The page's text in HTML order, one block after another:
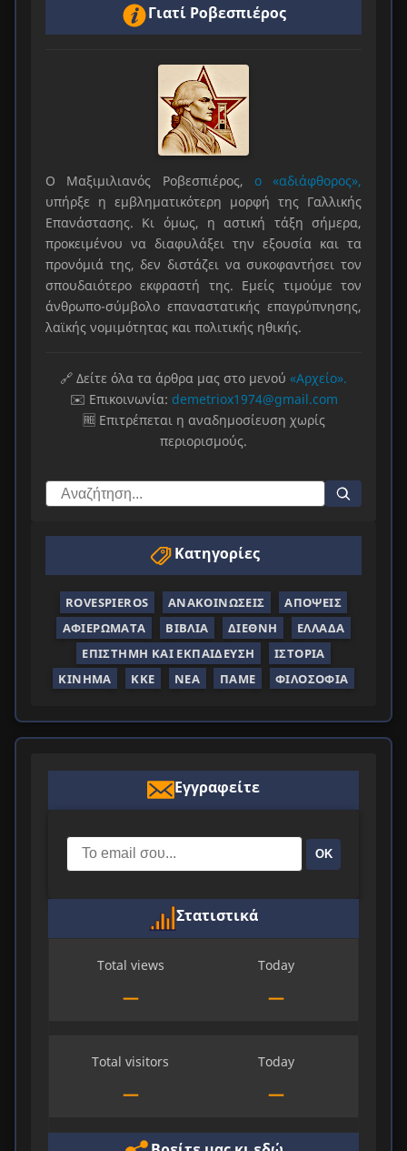
Γιατί Ροβεσπιέρος
Ο Μαξιμιλιανός Ροβεσπιέρος, ο «αδιάφθορος»,
υπήρξε η εμβληματικότερη μορφή της Γαλλικής
Επανάστασης. Κι όμως, η αστική τάξη σήμερα,
προκειμένου να διαφυλάξει την εξουσία και τα
προνόμιά της, δεν διστάζει να συκοφαντήσει τον
σπουδαιότερο εκφραστή της. Εμείς τιμούμε τον
άνθρωπο-σύμβολο επαναστατικής επαγρύπνησης,
λαϊκής νομιμότητας και πολιτικής ηθικής.
🔗 Δείτε όλα τα άρθρα μας στο μενού «Αρχείο».
✉️ Επικοινωνία: demetriox1974@gmail.com
🆓 Επιτρέπεται η αναδημοσίευση χωρίς
περιορισμούς.
Κατηγορίες
ROVESPIEROS ΑΝΑΚΟΙΝΏΣΕΙΣ
ΑΠΌΨΕΙΣ
ΑΦΙΕΡΏΜΑΤΑ
ΒΙΒΛΊΑ ΔΙΕΘΝΉ
ΕΛΛΆΔΑ
ΕΠΙΣΤΉΜΗ ΚΑΙ ΕΚΠΑΊΔΕΥΣΗ
ΙΣΤΟΡΊΑ
ΚΊΝΗΜΑ
ΚΚΕ ΝΈΑ ΠΑΜΕ ΦΙΛΟΣΟΦΊΑ
Εγγραφείτε
ΟΚ
Στατιστικά
Total views
—
Today
—
Total visitors
—
Today
—